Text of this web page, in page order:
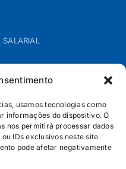
usamos tecnologias como
informações do dispositivo. O
nos permitirá processar dados
IDs exclusivos neste site.
pode afetar negativamente